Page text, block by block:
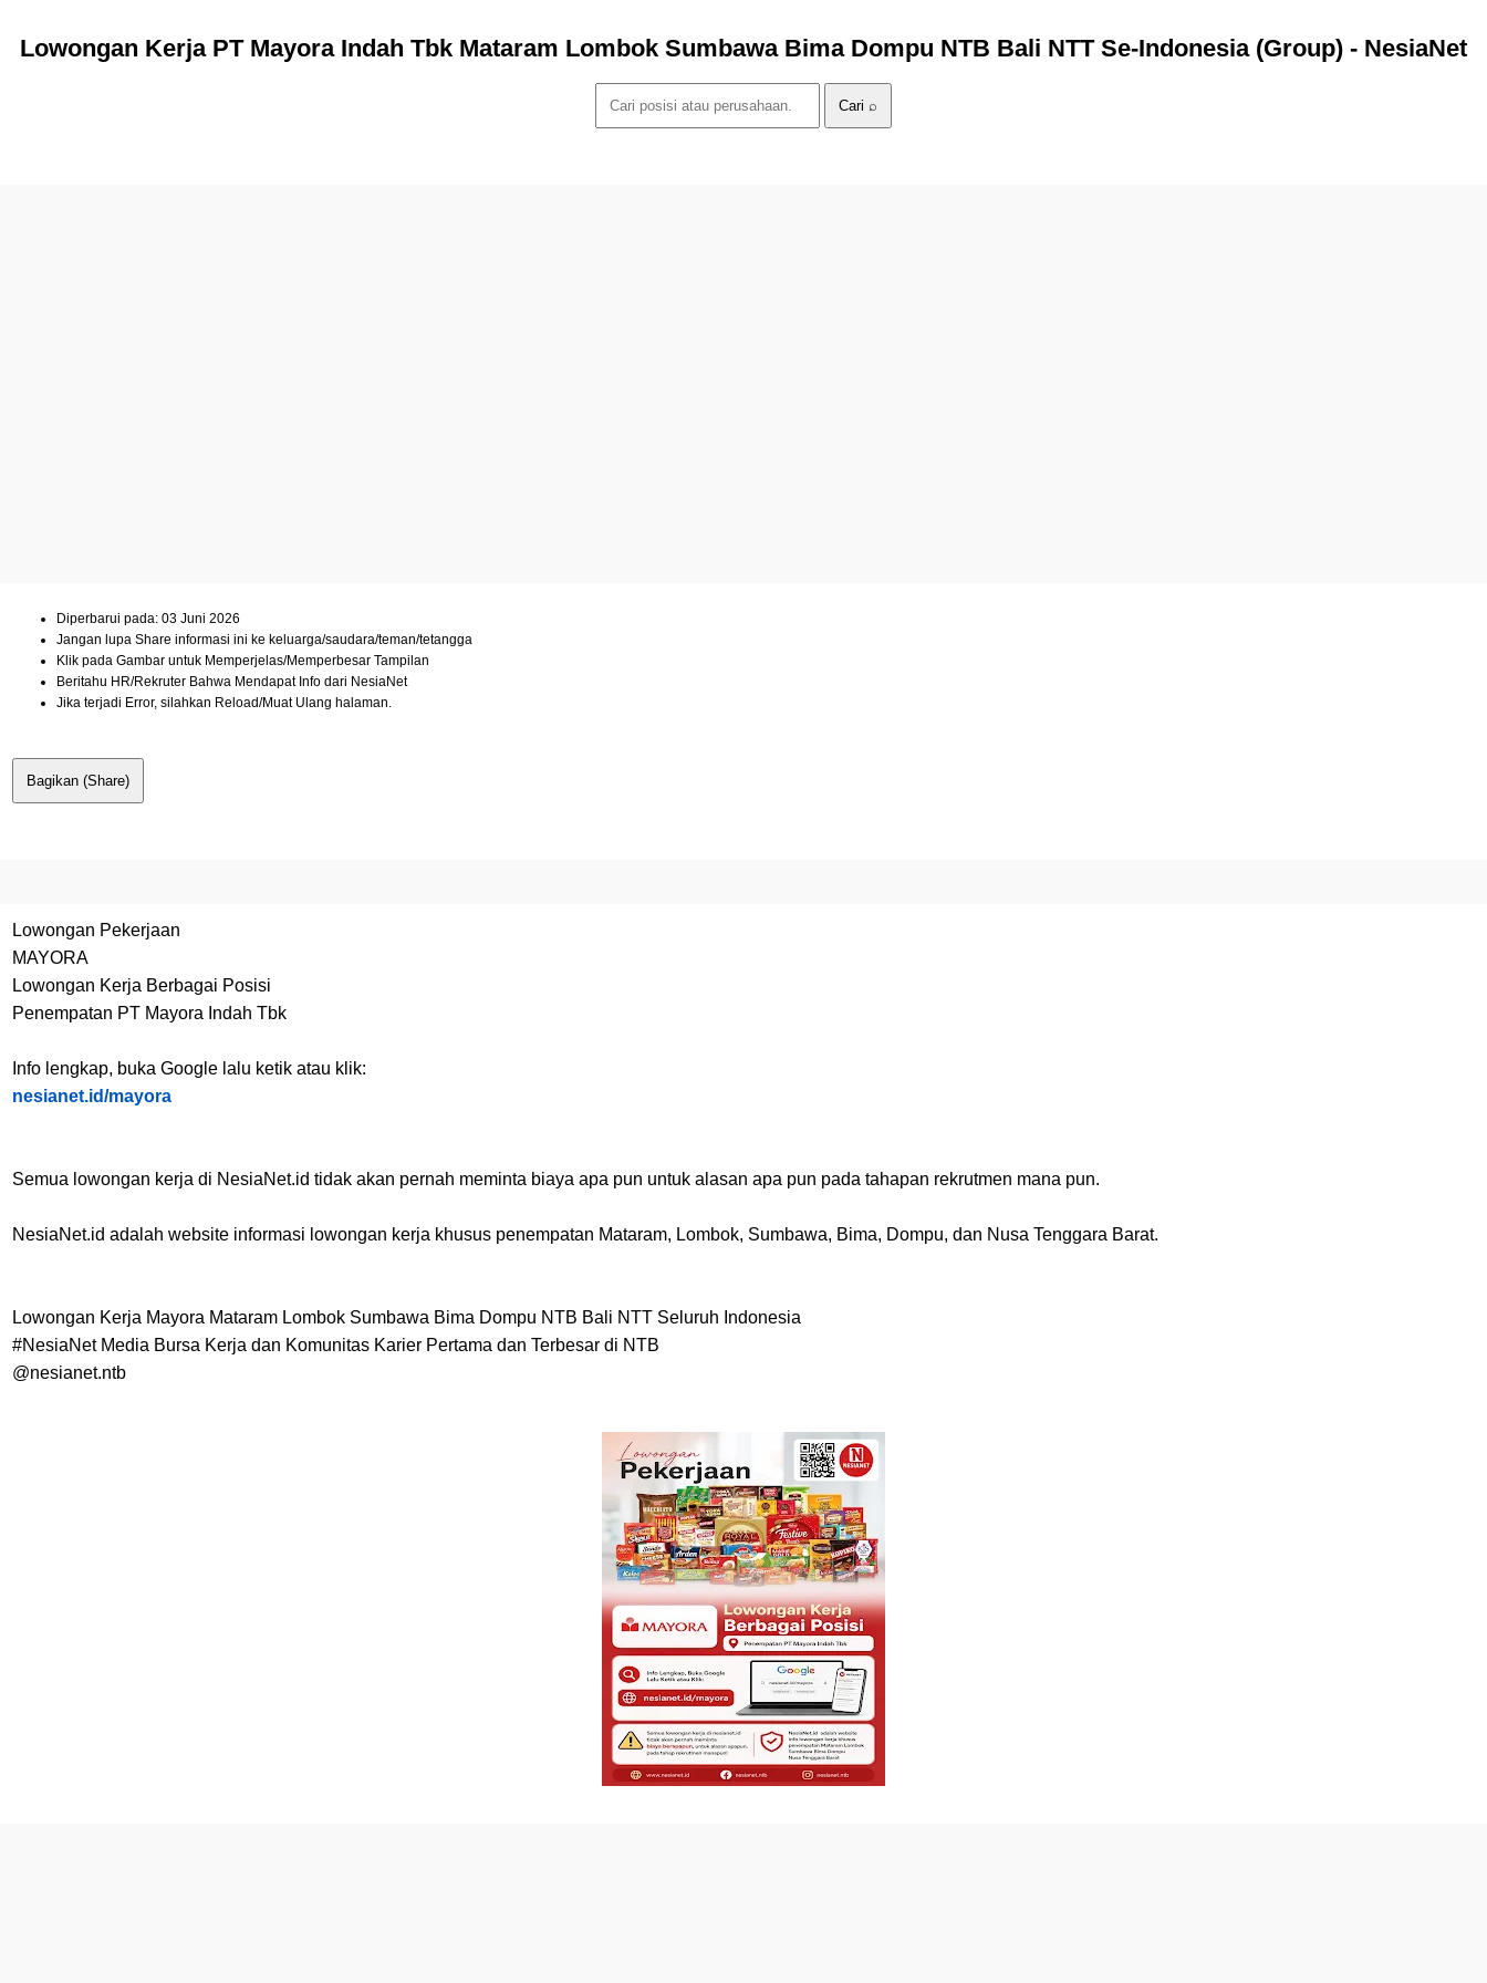
Lowongan Kerja PT Mayora Indah Tbk Mataram Lombok Sumbawa Bima Dompu NTB Bali NTT Se-Indonesia (Group) - NesiaNet
Cari ⌕
Diperbarui pada: 03 Juni 2026
Jangan lupa Share informasi ini ke keluarga/saudara/teman/tetangga
Klik pada Gambar untuk Memperjelas/Memperbesar Tampilan
Beritahu HR/Rekruter Bahwa Mendapat Info dari NesiaNet
Jika terjadi Error, silahkan Reload/Muat Ulang halaman.
Bagikan (Share)
Lowongan Pekerjaan
MAYORA
Lowongan Kerja Berbagai Posisi
Penempatan PT Mayora Indah Tbk
Info lengkap, buka Google lalu ketik atau klik:
nesianet.id/mayora
Semua lowongan kerja di NesiaNet.id tidak akan pernah meminta biaya apa pun untuk alasan apa pun pada tahapan rekrutmen mana pun.
NesiaNet.id adalah website informasi lowongan kerja khusus penempatan Mataram, Lombok, Sumbawa, Bima, Dompu, dan Nusa Tenggara Barat.
Lowongan Kerja Mayora Mataram Lombok Sumbawa Bima Dompu NTB Bali NTT Seluruh Indonesia
#NesiaNet Media Bursa Kerja dan Komunitas Karier Pertama dan Terbesar di NTB
@nesianet.ntb